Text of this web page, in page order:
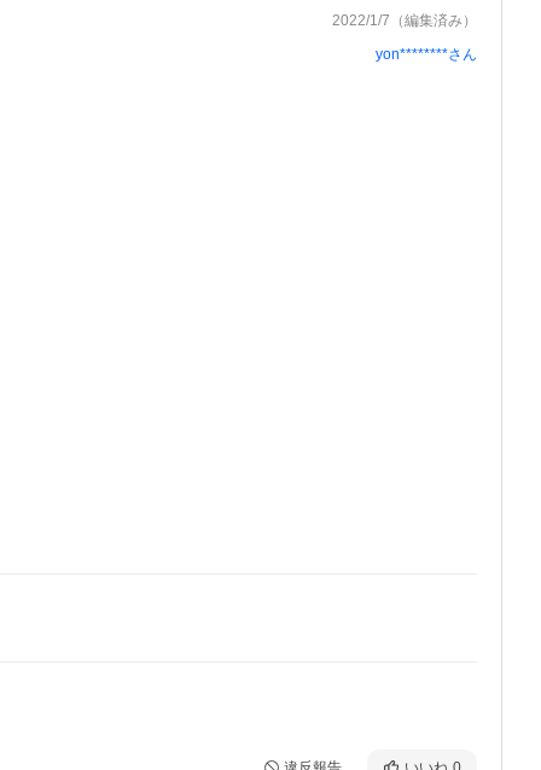
2022/1/7 （編集済み）
yon********さん